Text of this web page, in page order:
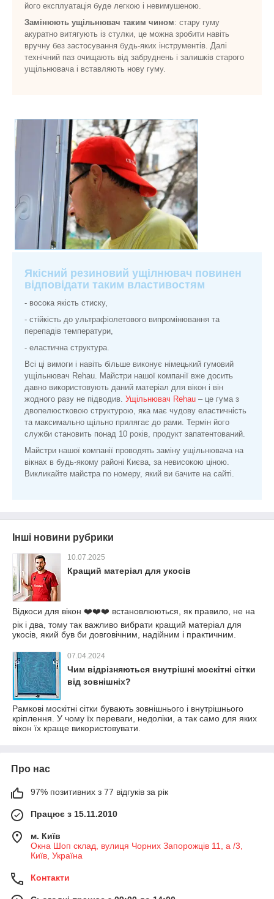
його експлуатація буде легкою і невимушеною.
Замінюють ущільнювач таким чином: стару гуму
акуратно витягують із стулки, це можна зробити навіть
вручну без застосування будь-яких інструментів. Далі
технічний паз очищають від забруднень і залишків старого
ущільнювача і вставляють нову гуму.
Якісний резиновий ущілнювач повинен
відповідати таким властивостям
- восока якість стиску,
- стійкість до ультрафіолетового випромінювання та
перепадів температури,
- еластична структура.
Всі ці вимоги і навіть більше виконує німецький гумовий
ущільнювач Rehau. Майстри нашої компанії вже досить
давно використовують даний матеріал для вікон і він
жодного разу не підводив. Ущільнювач Rehau – це гума з
двопелюстковою структурою, яка має чудову еластичність
та максимально щільно прилягає до рами. Термін його
служби становить понад 10 років, продукт запатентований.
Майстри нашої компанії проводять заміну ущільнювача на
вікнах в будь-якому районі Києва, за невисокою ціною.
Викликайте майстра по номеру, який ви бачите на сайті.
Інші новини рубрики
10.07.2025
Кращий матеріал для укосів
Відкоси для вікон ❤️❤️❤️ встановлюються, як правило, не на
рік і два, тому так важливо вибрати кращий матеріал для
укосів, який був би довговічним, надійним і практичним.
07.04.2024
Чим відрізняються внутрішні москітні сітки
від зовнішніх?
Рамкові москітні сітки бувають зовнішнього і внутрішнього
кріплення. У чому їх переваги, недоліки, а так само для яких
вікон їх краще використовувати.
Про нас
97% позитивних з 77 відгуків за рік
Працює з 15.11.2010
м. Київ
Окна Шоп склад, вулиця Чорних Запорожців 11, а /3,
Київ, Україна
Контакти